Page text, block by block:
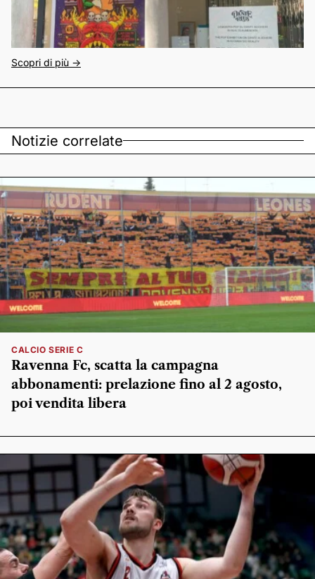
Scopri di più ->
Notizie correlate
CALCIO SERIE C
Ravenna Fc, scatta la campagna
abbonamenti: prelazione fino al 2 agosto,
poi vendita libera